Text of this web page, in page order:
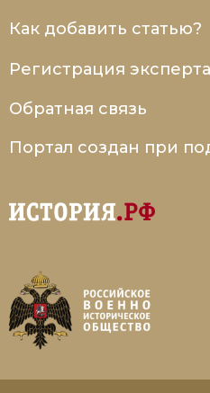
Как добавить статью?
Регистрация эксперта
Обратная связь
Портал создан при